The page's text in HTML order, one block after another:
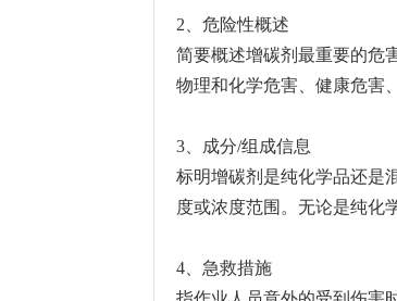
2、危险性概述
简要概述增碳剂最重要的危
物理和化学危害、健康危害
3、成分/组成信息
标明增碳剂是纯化学品还是
度或浓度范围。无论是纯化
4、急救措施